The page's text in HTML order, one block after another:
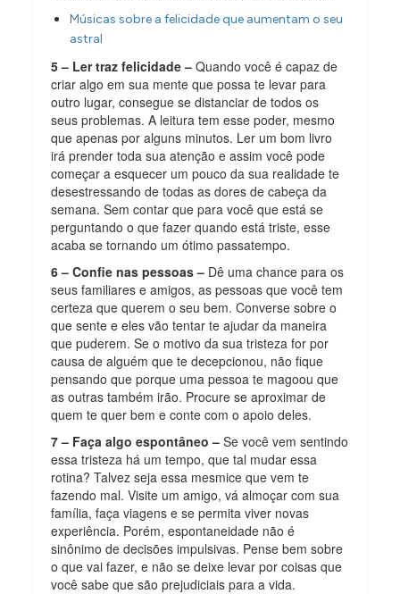
Músicas sobre a felicidade que aumentam o seu
astral
5 – Ler traz felicidade – Quando você é capaz de
criar algo em sua mente que possa te levar para
outro lugar, consegue se distanciar de todos os
seus problemas. A leitura tem esse poder, mesmo
que apenas por alguns minutos. Ler um bom livro
irá prender toda sua atenção e assim você pode
começar a esquecer um pouco da sua realidade te
desestressando de todas as dores de cabeça da
semana. Sem contar que para você que está se
perguntando o que fazer quando está triste, esse
acaba se tornando um ótimo passatempo.
6 – Confie nas pessoas – Dê uma chance para os
seus familiares e amigos, as pessoas que você tem
certeza que querem o seu bem. Converse sobre o
que sente e eles vão tentar te ajudar da maneira
que puderem. Se o motivo da sua tristeza for por
causa de alguém que te decepcionou, não fique
pensando que porque uma pessoa te magoou que
as outras também irão. Procure se aproximar de
quem te quer bem e conte com o apoio deles.
7 – Faça algo espontâneo – Se você vem sentindo
essa tristeza há um tempo, que tal mudar essa
rotina? Talvez seja essa mesmice que vem te
fazendo mal. Visite um amigo, vá almoçar com sua
família, faça viagens e se permita viver novas
experiência. Porém, espontaneidade não é
sinônimo de decisões impulsivas. Pense bem sobre
o que vai fazer, e não se deixe levar por coisas que
você sabe que são prejudiciais para a vida.